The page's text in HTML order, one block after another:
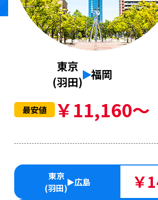
東京
(羽田)
福岡
最安値 ￥11,160～
東京
(羽田) 広島 ￥